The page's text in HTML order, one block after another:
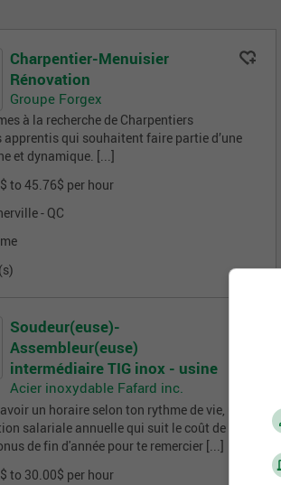
Charpentier-Menuisier
Rénovation
Groupe Forgex
à la recherche de Charpentiers
apprentis qui souhaitent faire partie d’une
et dynamique. [...]
to 45.76$ per hour
- QC
Soudeur(euse)-
Assembleur(euse)
intermédiaire TIG inox - usine
Acier inoxydable Fafard inc.
un horaire selon ton rythme de vie, une
salariale annuelle qui suit le coût de la
de fin d'année pour te remercier [...]
to 30.00$ per hour